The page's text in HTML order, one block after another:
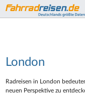
London
Radreisen in London
neuen Perspektive zu